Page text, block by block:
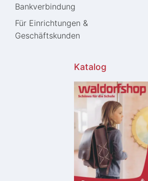
Bankverbindung
Für Einrichtungen &
Geschäftskunden
Katalog